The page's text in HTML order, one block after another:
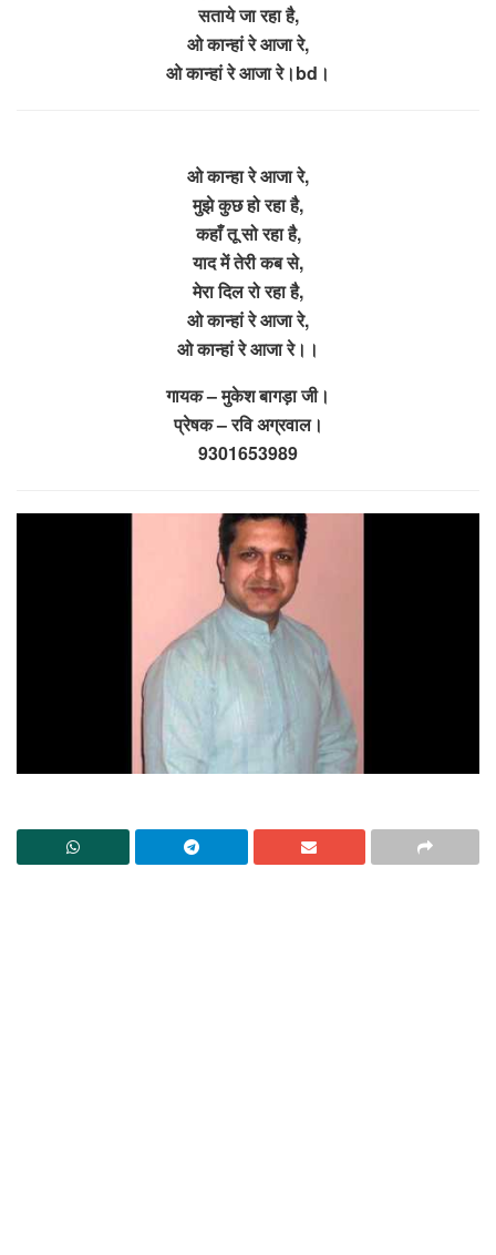
सताये जा रहा है,
ओ कान्हां रे आजा रे,
ओ कान्हां रे आजा रे।bd।
ओ कान्हा रे आजा रे,
मुझे कुछ हो रहा है,
कहाँ तू सो रहा है,
याद में तेरी कब से,
मेरा दिल रो रहा है,
ओ कान्हां रे आजा रे,
ओ कान्हां रे आजा रे।।
गायक – मुकेश बागड़ा जी।
प्रेषक – रवि अग्रवाल।
9301653989